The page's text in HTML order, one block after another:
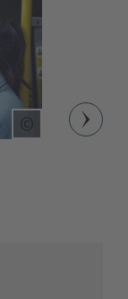
Copyright